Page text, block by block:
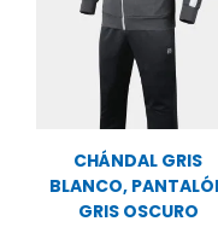
CHÁNDAL GRIS
BLANCO,
GRIS OSCURO